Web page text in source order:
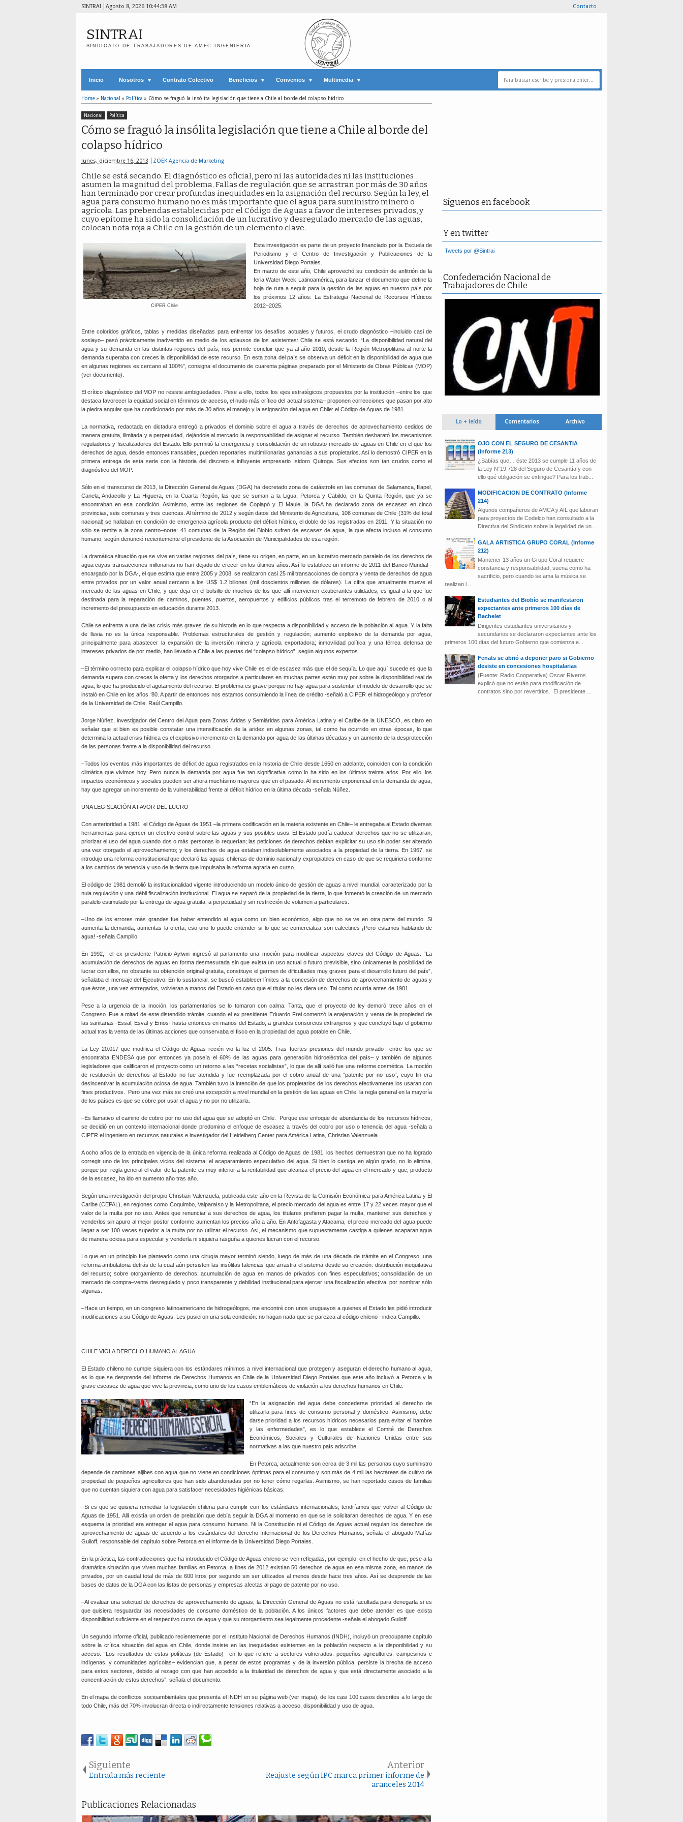
SINTRAI Agosto 8, 2026 10:44:39 AM Contacto
SINTRAI
SINDICATO DE TRABAJADORES DE AMEC INGENIERIA
Inicio Nosotros Contrato Colectivo Beneficios Convenios Multimedia
Home» Nacional » Política » Cómo se fraguó la insólita legislación que tiene a Chile al borde del colapso hídrico
Nacional Política
Cómo se fraguó la insólita legislación que tiene a Chile al borde del
colapso hídrico
lunes, diciembre 16, 2013 ZOEK Agencia de Marketing
Chile se está secando. El diagnóstico es oficial, pero ni las autoridades ni las instituciones
asumen la magnitud del problema. Fallas de regulación que se arrastran por más de 30 años
han terminado por crear profundas inequidades en la asignación del recurso. Según la ley, el
agua para consumo humano no es más importante que el agua para suministro minero o
agrícola. Las prebendas establecidas por el Código de Aguas a favor de intereses privados, y
cuyo epítome ha sido la consolidación de un lucrativo y desregulado mercado de las aguas,
colocan nota roja a Chile en la gestión de un elemento clave.
CIPER Chile
Esta investigación es parte de un proyecto financiado por la Escuela de
Periodismo y el Centro de Investigación y Publicaciones de la
Universidad Diego Portales.
En marzo de este año, Chile aprovechó su condición de anfitrión de la
feria Water Week Latinoamérica, para lanzar el documento que define la
hoja de ruta a seguir para la gestión de las aguas en nuestro país por
los próximos 12 años: La Estrategia Nacional de Recursos Hídricos
2012–2025.
Entre coloridos gráficos, tablas y medidas diseñadas para enfrentar los desafíos actuales y futuros, el crudo diagnóstico –incluido casi de
soslayo– pasó prácticamente inadvertido en medio de los aplausos de los asistentes: Chile se está secando. “La disponibilidad natural del
agua y su demanda en las distintas regiones del país, nos permite concluir que ya al año 2010, desde la Región Metropolitana al norte la
demanda superaba con creces la disponibilidad de este recurso. En esta zona del país se observa un déficit en la disponibilidad de agua que
en algunas regiones es cercano al 100%”, consigna el documento de cuarenta páginas preparado por el Ministerio de Obras Públicas (MOP)
(ver documento).
El crítico diagnóstico del MOP no resiste ambigüedades. Pese a ello, todos los ejes estratégicos propuestos por la institución –entre los que
destaca favorecer la equidad social en términos de acceso, el nudo más crítico del actual sistema– proponen correcciones que pasan por alto
la piedra angular que ha condicionado por más de 30 años el manejo y la asignación del agua en Chile: el Código de Aguas de 1981.
La normativa, redactada en dictadura entregó a privados el dominio sobre el agua a través de derechos de aprovechamiento cedidos de
manera gratuita, ilimitada y a perpetuidad, dejándole al mercado la responsabilidad de asignar el recurso. También desbarató los mecanismos
reguladores y fiscalizadores del Estado. Ello permitió la emergencia y consolidación de un robusto mercado de aguas en Chile en el que los
derechos de agua, desde entonces transables, pueden reportarles multimillonarias ganancias a sus propietarios. Así lo demostró CIPER en la
primera entrega de esta serie con la historia del discreto e influyente empresario Isidoro Quiroga. Sus efectos son tan crudos como el
diagnóstico del MOP.
Sólo en el transcurso de 2013, la Dirección General de Aguas (DGA) ha decretado zona de catástrofe en las comunas de Salamanca, Illapel,
Canela, Andacollo y La Higuera, en la Cuarta Región, las que se suman a la Ligua, Petorca y Cabildo, en la Quinta Región, que ya se
encontraban en esa condición. Asimismo, entre las regiones de Copiapó y El Maule, la DGA ha declarado zona de escasez en cinco
provincias, seis comunas y tres cuencas. Al término de 2012 y según datos del Ministerio de Agricultura, 108 comunas de Chile (31% del total
nacional) se hallaban en condición de emergencia agrícola producto del déficit hídrico, el doble de las registradas en 2011. Y la situación no
sólo se remite a la zona centro–norte: 41 comunas de la Región del Biobío sufren de escasez de agua, la que afecta incluso el consumo
humano, según denunció recientemente el presidente de la Asociación de Municipalidades de esa región.
La dramática situación que se vive en varias regiones del país, tiene su origen, en parte, en un lucrativo mercado paralelo de los derechos de
agua cuyas transacciones millonarias no han dejado de crecer en los últimos años. Así lo establece un informe de 2011 del Banco Mundial -
encargado por la DGA-, el que estima que entre 2005 y 2008, se realizaron casi 25 mil transacciones de compra y venta de derechos de agua
entre privados por un valor anual cercano a los US$ 1.2 billones (mil doscientos millones de dólares). La cifra que anualmente mueve el
mercado de las aguas en Chile, y que deja en el bolsillo de muchos de los que allí intervienen exuberantes utilidades, es igual a la que fue
destinada para la reparación de caminos, puentes, puertos, aeropuertos y edificios públicos tras el terremoto de febrero de 2010 o al
incremento del presupuesto en educación durante 2013.
Chile se enfrenta a una de las crisis más graves de su historia en lo que respecta a disponibilidad y acceso de la población al agua. Y la falta
de lluvia no es la única responsable. Problemas estructurales de gestión y regulación; aumento explosivo de la demanda por agua,
principalmente para abastecer la expansión de la inversión minera y agrícola exportadora; inmovilidad política y una férrea defensa de
intereses privados de por medio, han llevado a Chile a las puertas del “colapso hídrico”, según algunos expertos.
–El término correcto para explicar el colapso hídrico que hoy vive Chile es el de escasez más que el de sequía. Lo que aquí sucede es que la
demanda supera con creces la oferta y los derechos otorgados a particulares en muchas partes están muy por sobre la disponibilidad real de
agua, lo que ha producido el agotamiento del recurso. El problema es grave porque no hay agua para sustentar el modelo de desarrollo que se
instaló en Chile en los años ‘80. A partir de entonces nos estamos consumiendo la línea de crédito -señaló a CIPER el hidrogeólogo y profesor
de la Universidad de Chile, Raúl Campillo.
Jorge Núñez, investigador del Centro del Agua para Zonas Áridas y Semiáridas para América Latina y el Caribe de la UNESCO, es claro en
señalar que si bien es posible constatar una intensificación de la aridez en algunas zonas, tal como ha ocurrido en otras épocas, lo que
determina la actual crisis hídrica es el explosivo incremento en la demanda por agua de las últimas décadas y un aumento de la desprotección
de las personas frente a la disponibilidad del recurso.
–Todos los eventos más importantes de déficit de agua registrados en la historia de Chile desde 1650 en adelante, coinciden con la condición
climática que vivimos hoy. Pero nunca la demanda por agua fue tan significativa como lo ha sido en los últimos treinta años. Por ello, los
impactos económicos y sociales pueden ser ahora muchísimo mayores que en el pasado. Al incremento exponencial en la demanda de agua,
hay que agregar un incremento de la vulnerabilidad frente al déficit hídrico en la última década -señala Núñez.
UNA LEGISLACIÓN A FAVOR DEL LUCRO
Con anterioridad a 1981, el Código de Aguas de 1951 –la primera codificación en la materia existente en Chile– le entregaba al Estado diversas
herramientas para ejercer un efectivo control sobre las aguas y sus posibles usos. El Estado podía caducar derechos que no se utilizaran;
priorizar el uso del agua cuando dos o más personas lo requerían; las peticiones de derechos debían explicitar su uso sin poder ser alterado
una vez otorgado el aprovechamiento; y los derechos de agua estaban indisolublemente asociados a la propiedad de la tierra. En 1967, se
introdujo una reforma constitucional que declaró las aguas chilenas de dominio nacional y expropiables en caso de que se requiriera conforme
a los cambios de tenencia y uso de la tierra que impulsaba la reforma agraria en curso.
El código de 1981 demolió la institucionalidad vigente introduciendo un modelo único de gestión de aguas a nivel mundial, caracterizado por la
nula regulación y una débil fiscalización institucional. El agua se separó de la propiedad de la tierra, lo que fomentó la creación de un mercado
paralelo estimulado por la entrega de agua gratuita, a perpetuidad y sin restricción de volumen a particulares.
–Uno de los errores más grandes fue haber entendido al agua como un bien económico, algo que no se ve en otra parte del mundo. Si
aumenta la demanda, aumentas la oferta, eso uno lo puede entender si lo que se comercializa son calcetines ¡Pero estamos hablando de
agua! -señala Campillo.
En 1992, el ex presidente Patricio Aylwin ingresó al parlamento una moción para modificar aspectos claves del Código de Aguas. “La
acumulación de derechos de aguas en forma desmesurada sin que exista un uso actual o futuro previsible, sino únicamente la posibilidad de
lucrar con ellos, no obstante su obtención original gratuita, constituye el germen de dificultades muy graves para el desarrollo futuro del país”,
señalaba el mensaje del Ejecutivo. En lo sustancial, se buscó establecer límites a la concesión de derechos de aprovechamiento de aguas y
que éstos, una vez entregados, volvieran a manos del Estado en caso que el titular no les diera uso. Tal como ocurría antes de 1981.
Pese a la urgencia de la moción, los parlamentarios se lo tomaron con calma. Tanta, que el proyecto de ley demoró trece años en el
Congreso. Fue a mitad de este distendido trámite, cuando el ex presidente Eduardo Frei comenzó la enajenación y venta de la propiedad de
las sanitarias -Essal, Esval y Emos- hasta entonces en manos del Estado, a grandes consorcios extranjeros y que concluyó bajo el gobierno
actual tras la venta de las últimas acciones que conservaba el fisco en la propiedad del agua potable en Chile.
La Ley 20.017 que modifica el Código de Aguas recién vio la luz el 2005. Tras fuertes presiones del mundo privado –entre los que se
encontraba ENDESA que por entonces ya poseía el 60% de las aguas para generación hidroeléctrica del país– y también de algunos
legisladores que calificaron el proyecto como un retorno a las “recetas socialistas”, lo que de allí salió fue una reforme cosmética. La moción
de restitución de derechos al Estado no fue atendida y fue reemplazada por el cobro anual de una “patente por no uso“, cuyo fin era
desincentivar la acumulación ociosa de agua. También tuvo la intención de que los propietarios de los derechos efectivamente los usaran con
fines productivos. Pero una vez más se creó una excepción a nivel mundial en la gestión de las aguas en Chile: la regla general en la mayoría
de los países es que se cobre por usar el agua y no por no utilizarla.
–Es llamativo el camino de cobro por no uso del agua que se adoptó en Chile. Porque ese enfoque de abundancia de los recursos hídricos,
se decidió en un contexto internacional donde predomina el enfoque de escasez a través del cobro por uso o tenencia del agua -señala a
CIPER el ingeniero en recursos naturales e investigador del Heidelberg Center para América Latina, Christian Valenzuela.
A ocho años de la entrada en vigencia de la única reforma realizada al Código de Aguas de 1981, los hechos demuestran que no ha logrado
corregir uno de los principales vicios del sistema: el acaparamiento especulativo del agua. Si bien lo castiga en algún grado, no lo elimina,
porque por regla general el valor de la patente es muy inferior a la rentabilidad que alcanza el precio del agua en el mercado y que, producto
de la escasez, ha ido en aumento año tras año.
Según una investigación del propio Christian Valenzuela, publicada este año en la Revista de la Comisión Económica para América Latina y El
Caribe (CEPAL), en regiones como Coquimbo, Valparaíso y la Metropolitana, el precio mercado del agua es entre 17 y 22 veces mayor que el
valor de la multa por no uso. Antes que renunciar a sus derechos de agua, los titulares prefieren pagar la multa, mantener sus derechos y
venderlos sin apuro al mejor postor conforme aumentan los precios año a año. En Antofagasta y Atacama, el precio mercado del agua puede
llegar a ser 100 veces superior a la multa por no utilizar el recurso. Así, el mecanismo que supuestamente castiga a quienes acaparan agua
de manera ociosa para especular y venderla ni siquiera rasguña a quienes lucran con el recurso.
Lo que en un principio fue planteado como una cirugía mayor terminó siendo, luego de más de una década de trámite en el Congreso, una
reforma ambulatoria detrás de la cual aún persisten las insólitas falencias que arrastra el sistema desde su creación: distribución inequitativa
del recurso; sobre otorgamiento de derechos; acumulación de agua en manos de privados con fines especulativos; consolidación de un
mercado de compra–venta desregulado y poco transparente y debilidad institucional para ejercer una fiscalización efectiva, por nombrar sólo
algunas.
–Hace un tiempo, en un congreso latinoamericano de hidrogeólogos, me encontré con unos uruguayos a quienes el Estado les pidió introducir
modificaciones a su Código de Aguas. Les pusieron una sola condición: no hagan nada que se parezca al código chileno –indica Campillo.
CHILE VIOLA DERECHO HUMANO AL AGUA
El Estado chileno no cumple siquiera con los estándares mínimos a nivel internacional que protegen y aseguran el derecho humano al agua,
es lo que se desprende del Informe de Derechos Humanos en Chile de la Universidad Diego Portales que este año incluyó a Petorca y la
grave escasez de agua que vive la provincia, como uno de los casos emblemáticos de violación a los derechos humanos en Chile.
“En la asignación del agua debe concederse prioridad al derecho de
utilizarla para fines de consumo personal y doméstico. Asimismo, debe
darse prioridad a los recursos hídricos necesarios para evitar el hambre
y las enfermedades”, es lo que establece el Comité de Derechos
Económicos, Sociales y Culturales de Naciones Unidas entre sus
normativas a las que nuestro país adscribe.
En Petorca, actualmente son cerca de 3 mil las personas cuyo suministro
depende de camiones aljibes con agua que no viene en condiciones óptimas para el consumo y son más de 4 mil las hectáreas de cultivo de
propiedad de pequeños agricultores que han sido abandonadas por no tener cómo regarlas. Asimismo, se han reportado casos de familias
que no cuentan siquiera con agua para satisfacer necesidades higiénicas básicas.
–Si es que se quisiera remediar la legislación chilena para cumplir con los estándares internacionales, tendríamos que volver al Código de
Aguas de 1951. Allí existía un orden de prelación que debía seguir la DGA al momento en que se le solicitaran derechos de agua. Y en ese
esquema la prioridad era entregar el agua para consumo humano. Ni la Constitución ni el Código de Aguas actual regulan los derechos de
aprovechamiento de aguas de acuerdo a los estándares del derecho Internacional de los Derechos Humanos, señala el abogado Matías
Guiloff, responsable del capítulo sobre Petorca en el informe de la Universidad Diego Portales.
En la práctica, las contradicciones que ha introducido el Código de Aguas chileno se ven reflejadas, por ejemplo, en el hecho de que, pese a la
dramática situación que viven muchas familias en Petorca, a fines de 2012 existían 50 derechos de agua en esa misma zona, en manos de
privados, por un caudal total de más de 600 litros por segundo sin ser utilizados al menos desde hace tres años. Así se desprende de las
bases de datos de la DGA con las listas de personas y empresas afectas al pago de patente por no uso.
–Al evaluar una solicitud de derechos de aprovechamiento de aguas, la Dirección General de Aguas no está facultada para denegarla si es
que quisiera resguardar las necesidades de consumo doméstico de la población. A los únicos factores que debe atender es que exista
disponibilidad suficiente en el respectivo curso de agua y que su otorgamiento sea legalmente procedente -señala el abogado Guiloff.
Un segundo informe oficial, publicado recientemente por el Instituto Nacional de Derechos Humanos (INDH), incluyó un preocupante capítulo
sobre la crítica situación del agua en Chile, donde insiste en las inequidades existentes en la población respecto a la disponibilidad y su
acceso. “Los resultados de estas políticas (de Estado) –en lo que refiere a sectores vulnerados: pequeños agricultores, campesinos e
indígenas, y comunidades agrícolas– evidencian que, a pesar de estos programas y de la inversión pública, persiste la brecha de acceso
para estos sectores, debido al rezago con que han accedido a la titularidad de derechos de agua y que está directamente asociado a la
concentración de estos derechos”, señala el documento.
En el mapa de conflictos socioambientales que presenta el INDH en su página web (ver mapa), de los casi 100 casos descritos a lo largo de
todo Chile, más del 70% involucran directa o indirectamente tensiones relativas a acceso, disponibilidad y uso de agua.
Siguiente
Entrada más reciente
Anterior
Reajuste según IPC marca primer informe de
aranceles 2014
Publicaciones Relacionadas
Síguenos en facebook
Y en twitter
Tweets por @Sintrai
Confederación Nacional de
Trabajadores de Chile
Lo + leído Comentarios Archivo
OJO CON EL SEGURO DE CESANTIA
(Informe 213)
¿Sabías que… éste 2013 se cumple 11 años de
la Ley N°19.728 del Seguro de Cesantía y con
ello qué obligación se extingue? Para los trab...
MODIFICACION DE CONTRATO (Informe
214)
Algunos compañeros de AMCA y AIL que laboran
para proyectos de Codelco han consultado a la
Directiva del Sindicato sobre la legalidad de un...
GALA ARTISTICA GRUPO CORAL (Informe
212)
Mantener 13 años un Grupo Coral requiere
constancia y responsabilidad, suena como ha
sacrificio, pero cuando se ama la música se
realizan l...
Estudiantes del Biobío se manifestaron
expectantes ante primeros 100 días de
Bachelet
Dirigentes estudiantes universitarios y
secundarios se declararon expectantes ante los
primeros 100 días del futuro Gobierno que comienza e...
Fenats se abrió a deponer paro si Gobierno
desiste en concesiones hospitalarias
(Fuente: Radio Cooperativa) Oscar Riveros
explicó que no están para modificación de
contratos sino por revertirlos. El presidente ...